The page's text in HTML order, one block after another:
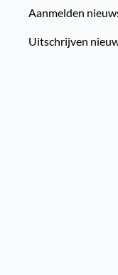
Aanmelden
Uitschrijven